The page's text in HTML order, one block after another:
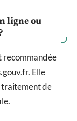
ligne ou
recommandée
Elle
traitement de